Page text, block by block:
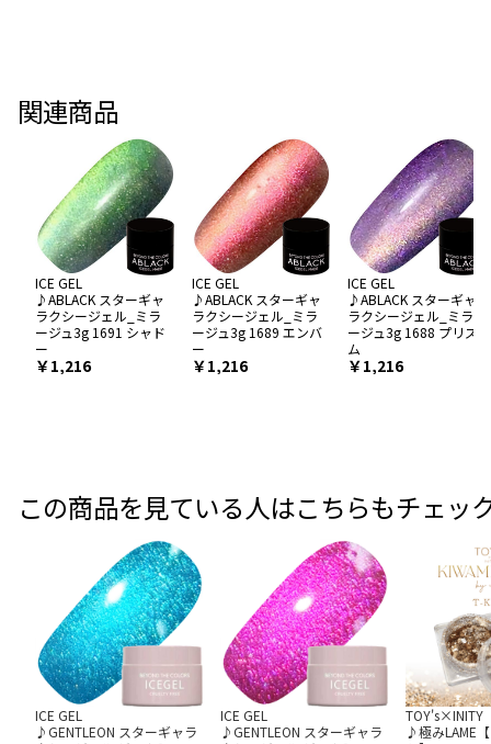
関連商品
ICE GEL
♪ABLACK スターギャ
ラクシージェル_ミラ
ージュ3g 1691 シャド
ー
￥1,216
ICE GEL
♪ABLACK スターギャ
ラクシージェル_ミラ
ージュ3g 1689 エンバ
ー
￥1,216
ICE GEL
♪ABLACK スターギャ
ラクシージェル_ミラ
ージュ3g 1688 プリズ
ム
￥1,216
この商品を見ている人はこちらもチェッ
ICE GEL
♪GENTLEON スターギャラ
ICE GEL
♪GENTLEON スターギャラ
TOY's×INITY
♪極みLAME